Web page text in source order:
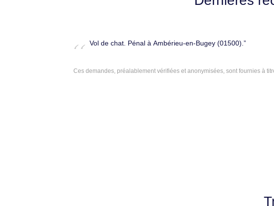
Vol de chat. Pénal à Ambérieu-en-Bugey (01500).
Ces demandes, préalablement vérifiées et anonymisées, sont fournies à